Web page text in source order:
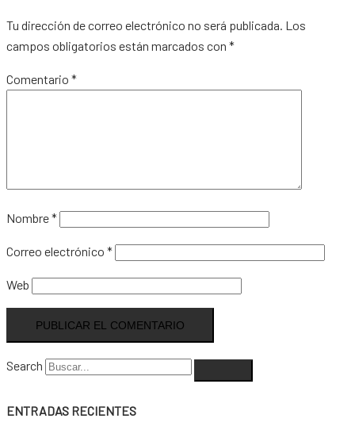
Tu dirección de correo electrónico no será publicada. Los
campos obligatorios están marcados con *
Comentario *
Nombre*
Correo electrónico *
Web
Search
ENTRADAS RECIENTES